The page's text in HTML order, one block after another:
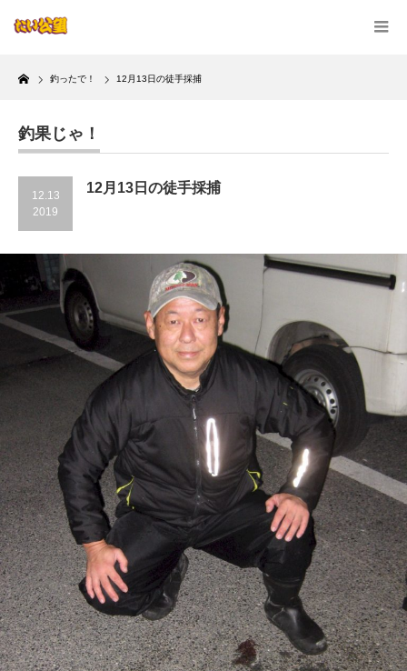
Home
釣ったで！ 12月13日の徒手採捕
釣果じゃ！
12.13
2019
12月13日の徒手採捕